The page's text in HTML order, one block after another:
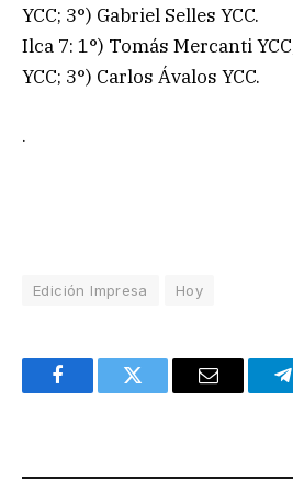
YCC; 3°) Gabriel Selles YCC.
Ilca 7: 1°) Tomás Mercanti
YCC; 3°) Carlos Ávalos YCC.
.
Edición Impresa Hoy
FacebookTwitter Email